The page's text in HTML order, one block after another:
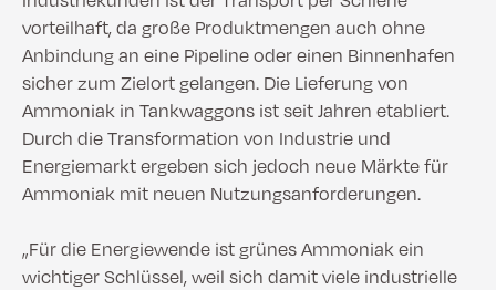
vorteilhaft, da große Produktmengen auch ohne
Anbindung an eine Pipeline oder einen Binnenhafen
sicher zum Zielort gelangen. Die Lieferung von
Ammoniak in Tankwaggons ist seit Jahren etabliert.
Durch die Transformation von Industrie und
Energiemarkt ergeben sich jedoch neue Märkte für
Ammoniak mit neuen Nutzungsanforderungen.
„Für die Energiewende ist grünes Ammoniak ein
wichtiger Schlüssel, weil sich damit viele industrielle